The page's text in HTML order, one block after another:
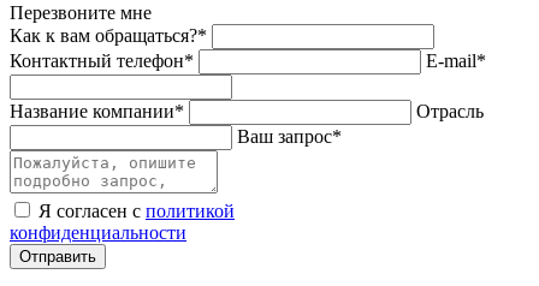
Перезвоните мне
Как к вам обращаться?*
Контактный телефон*
E-mail*
Название компании*
Отрасль
Ваш запрос*
Я согласен с политикой
конфиденциальности
Отправить